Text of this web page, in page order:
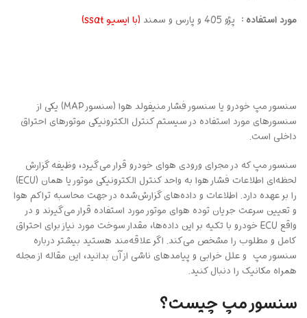
مورد استفاده : پژو 405 و پارس و سمند (با ایسیو ssat)
سنسور مپ خودرو یا سنسور فشار منیفولد هوا (سنسورMAP) یکی از
سنسور‌های مورد استفاده در سیستم کنترل الکترونیکی موتورهای احتراق
داخلی است.
سنسور مپ که در مجرای ورودی هوای خودرو قرار می‌گیرد، وظیفه گزارش
لحظه‌ای اطلاعات فشار هوا به واحد کنترل الکترونیکی موتور یا همان (ECU)
را بر عهده دارد. اطلاعات و داده‌های گزارش‌شده در جهت محاسبه تراکم هوا
و تعیین سرعت جریان توده هوای موتور مورد استفاده قرار می‌گیرند و در
واقع ECU خودرو با تکیه ‌بر این داده‌ها، مقدار سوخت مورد نیاز برای احتراق
کامل و مطلوب را مشخص می‌کند. اگر علاقه‌مند هستید بیشتر درباره
سنسور مپ و علل خرابی و پیامدهای ناشی از آن بدانید، این مقاله از مجله
همراه مکانیک را دنبال کنید.
سنسور مپ چیست؟